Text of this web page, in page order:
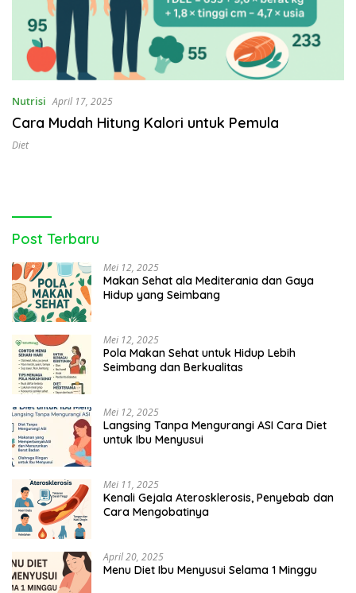
Nutrisi April 17, 2025
Cara Mudah Hitung Kalori untuk Pemula
Diet
Post Terbaru
Mei 12, 2025
Makan Sehat ala Mediterania dan Gaya
Hidup yang Seimbang
Mei 12, 2025
Pola Makan Sehat untuk Hidup Lebih
Seimbang dan Berkualitas
Mei 12, 2025
Langsing Tanpa Mengurangi ASI Cara Diet
untuk Ibu Menyusui
Mei 11, 2025
Kenali Gejala Aterosklerosis, Penyebab dan
Cara Mengobatinya
April 20, 2025
Menu Diet Ibu Menyusui Selama 1 Minggu